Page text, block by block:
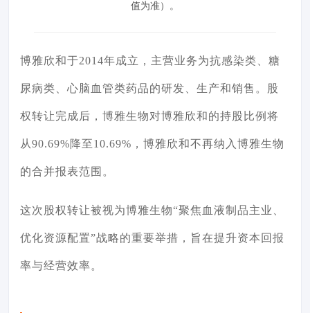
值为准）。
博雅欣和于2014年成立，主营业务为抗感染类、糖
尿病类、心脑血管类药品的研发、生产和销售。股
权转让完成后， 博雅生物对博雅欣和的持股比例将
从90.69%降至10.69%，博雅欣和不再纳入博雅生物
的合并报表范围。
这次股权转让被视为博雅生物“聚焦血液制品主业、
优化资源配置”战略的重要举措，旨在提升资本回报
率与经营效率。